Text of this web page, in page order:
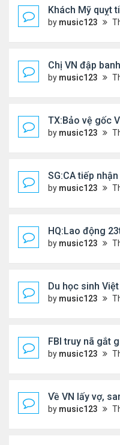
Khách Mỹ quỵt
by music123 Thứ 3
Chị VN đập
by music123 Thứ 4
TX:Bảo vệ gốc
by music123 Thứ 3
SG:CA tiếp
by music123 Thứ 3
HQ:Lao động
by music123 Thứ 7
Du học sinh
by music123 Thứ 4
FBI truy nã gắt
by music123 Thứ 6
Về VN lấy vợ,
by music123 Thứ 4